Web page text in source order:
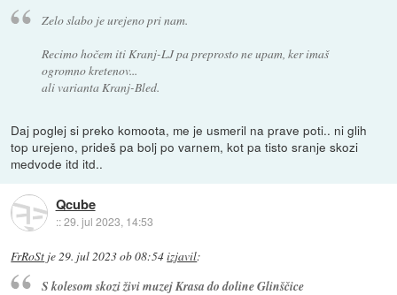
Zelo slabo je urejeno pri nam.
Recimo hočem iti Kranj-LJ pa preprosto ne upam, ker imaš
ogromno kretenov...
ali varianta Kranj-Bled.
Daj poglej si preko komoota, me je usmeril na prave poti.. ni glih
top urejeno, prideš pa bolj po varnem, kot pa tisto sranje skozi
medvode itd itd..
Qcube
::29. jul 2023, 14:53
FrRoSt je29. jul 2023 ob 08:54izjavil:
S kolesom skozi živi muzej Krasa do doline Glinščice